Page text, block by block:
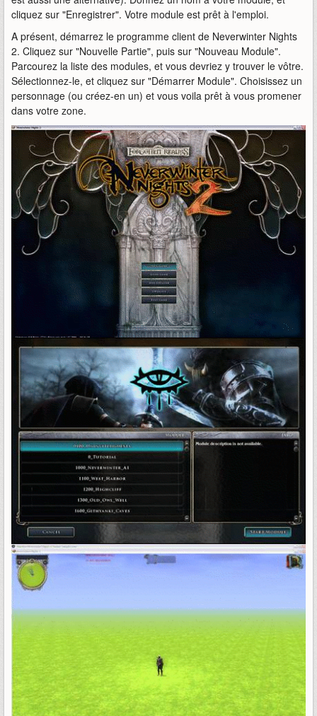
cliquez sur "Enregistrer". Votre module est prêt à l'emploi.
A présent, démarrez le programme client de Neverwinter Nights
2. Cliquez sur "Nouvelle Partie", puis sur "Nouveau Module".
Parcourez la liste des modules, et vous devriez y trouver le vôtre.
Sélectionnez-le, et cliquez sur "Démarrer Module". Choisissez un
personnage (ou créez-en un) et vous voila prêt à vous promener
dans votre zone.